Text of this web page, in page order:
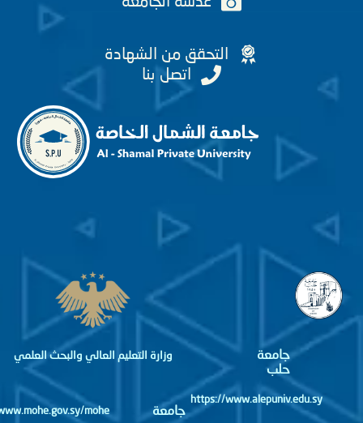
التحقق من الشهادة
اتصل بنا
جامعة
https://www.alepuniv.edu.sy
جامعة
وزارة التعليم العالي والبحث العلمي
http://www.mohe.gov.sy/mohe